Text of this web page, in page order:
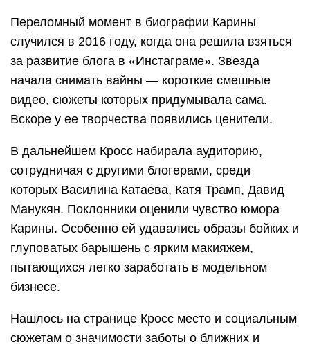
Переломный момент в биографии Карины
случился в 2016 году, когда она решила взяться
за развитие блога в «Инстаграме». Звезда
начала снимать вайны — короткие смешные
видео, сюжеты которых придумывала сама.
Вскоре у ее творчества появились ценители.
В дальнейшем Кросс набирала аудиторию,
сотрудничая с другими блогерами, среди
которых Василина Катаева, Катя Трамп, Давид
Манукян. Поклонники оценили чувство юмора
Карины. Особенно ей удавались образы бойких и
глуповатых барышень с ярким макияжем,
пытающихся легко заработать в модельном
бизнесе.
Нашлось на странице Кросс место и социальным
сюжетам о значимости заботы о ближних и